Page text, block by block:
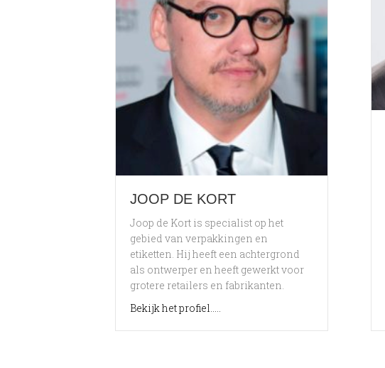
JOOP DE KORT
Joop de Kort is specialist op het
gebied van verpakkingen en
etiketten. Hij heeft een achtergrond
als ontwerper en heeft gewerkt voor
grotere retailers en fabrikanten.
Bekijk het profiel.....